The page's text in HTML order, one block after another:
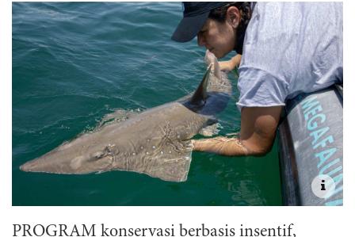
PROGRAM konservasi berbasis insentif,